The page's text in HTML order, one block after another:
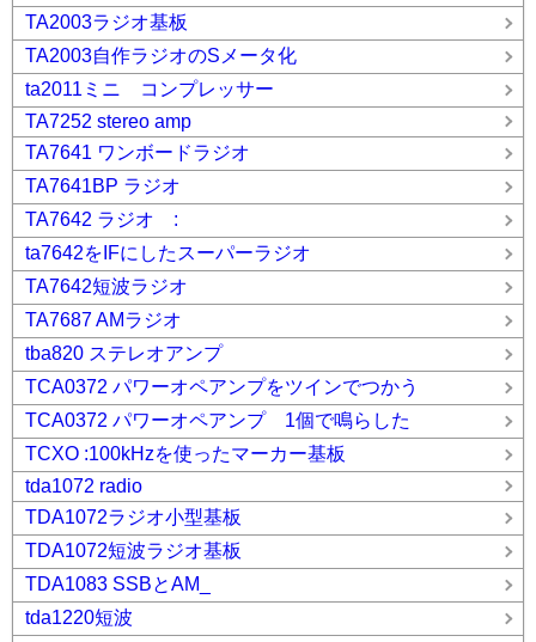
TA2003ラジオ基板
TA2003自作ラジオのSメータ化
ta2011ミニ コンプレッサー
TA7252 stereo amp
TA7641 ワンボードラジオ
TA7641BP ラジオ
TA7642 ラジオ :
ta7642をIFにしたスーパーラジオ
TA7642短波ラジオ
TA7687 AMラジオ
tba820 ステレオアンプ
TCA0372 パワーオペアンプをツインでつかう
TCA0372 パワーオペアンプ 1個で鳴らした
TCXO :100kHzを使ったマーカー基板
tda1072 radio
TDA1072ラジオ小型基板
TDA1072短波ラジオ基板
TDA1083 SSBとAM_
tda1220短波